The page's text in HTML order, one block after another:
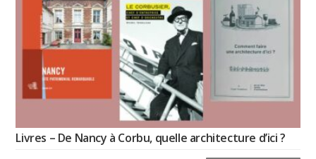
Livres – De Nancy à Corbu, quelle architecture d’ici ?